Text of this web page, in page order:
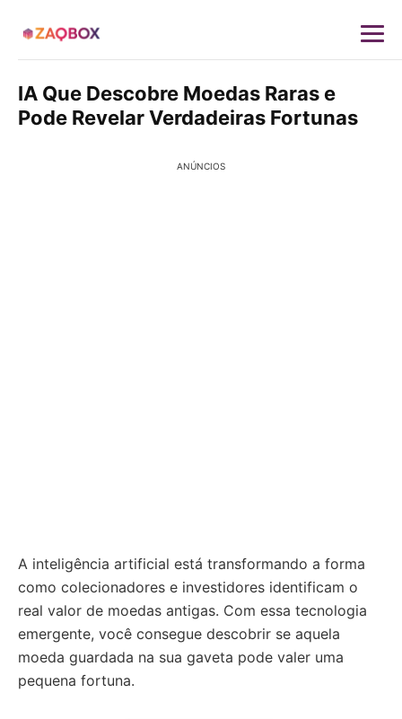
IA Que Descobre Moedas Raras e
Pode Revelar Verdadeiras Fortunas
ANÚNCIOS
A inteligência artificial está transformando a forma
como colecionadores e investidores identificam o
real valor de moedas antigas. Com essa tecnologia
emergente, você consegue descobrir se aquela
moeda guardada na sua gaveta pode valer uma
pequena fortuna.